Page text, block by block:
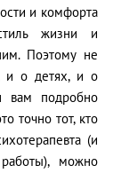
и комфорта
жизни и
Поэтому не
и о детях, и о
вам подробно
точно тот, кто
(и
можно